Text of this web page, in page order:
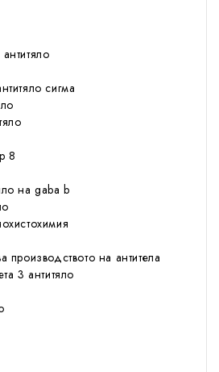
сигма
8
на gaba b
производството на антитела
3 антитяло